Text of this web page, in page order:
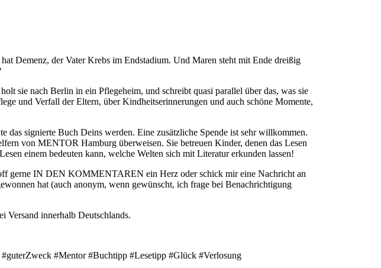
Demenz, der Vater Krebs im Endstadium. Und Maren steht mit Ende dreißig
sie nach Berlin in ein Pflegeheim, und schreibt quasi parallel über das, was sie
und Verfall der Eltern, über Kindheitserinnerungen und auch schöne Momente,
das signierte Buch Deins werden. Eine zusätzliche Spende ist sehr willkommen.
von MENTOR Hamburg überweisen. Sie betreuen Kinder, denen das Lesen
einem bedeuten kann, welche Welten sich mit Literatur erkunden lassen!
gerne IN DEN KOMMENTAREN ein Herz oder schick mir eine Nachricht an
hat (auch anonym, wenn gewünscht, ich frage bei Benachrichtigung
Versand innerhalb Deutschlands.
#Mentor #Buchtipp #Lesetipp #Glück #Verlosung